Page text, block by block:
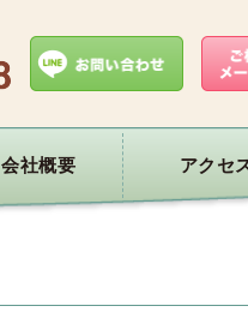
会社概要 アクセ